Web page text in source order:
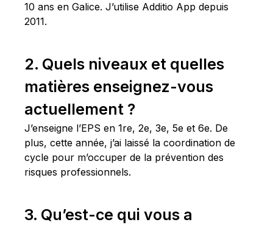
10 ans en Galice. J’utilise Additio App depuis
2011.
2. Quels niveaux et quelles
matières enseignez-vous
actuellement ?
J’enseigne l’EPS en 1re, 2e, 3e, 5e et 6e. De
plus, cette année, j’ai laissé la coordination de
cycle pour m’occuper de la prévention des
risques professionnels.
3. Qu’est-ce qui vous a